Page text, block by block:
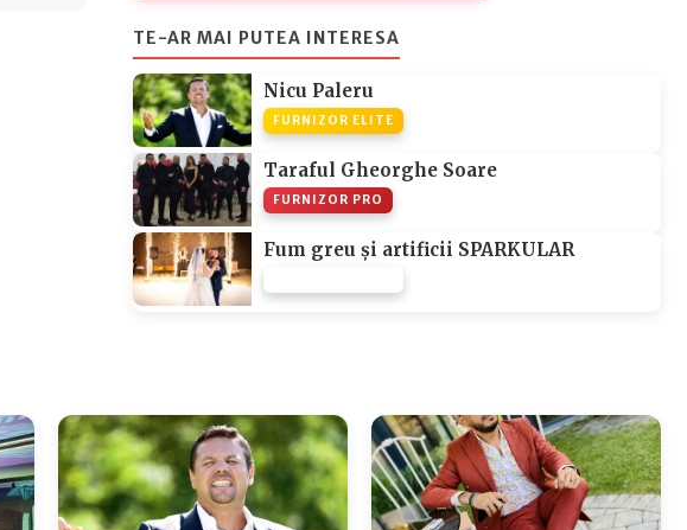
TE-AR MAI PUTEA INTERESA
Nicu Paleru
FURNIZOR ELITE
Taraful Gheorghe Soare
FURNIZOR PRO
Fum greu și artificii SPARKULAR